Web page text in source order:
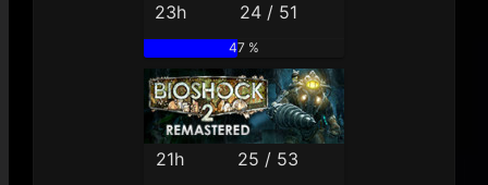
23h 24 / 51
47 %
21h 25 / 53